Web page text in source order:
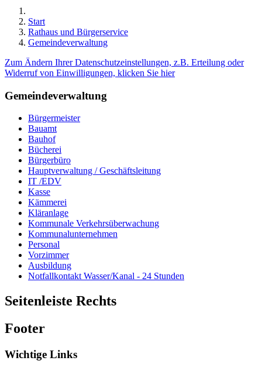
Start
Rathaus und Bürgerservice
Gemeindeverwaltung
Zum Ändern Ihrer Datenschutzeinstellungen, z.B. Erteilung oder
Widerruf von Einwilligungen, klicken Sie hier
Gemeindeverwaltung
Bürgermeister
Bauamt
Bauhof
Bücherei
Bürgerbüro
Hauptverwaltung / Geschäftsleitung
IT /EDV
Kasse
Kämmerei
Kläranlage
Kommunale Verkehrsüberwachung
Kommunalunternehmen
Personal
Vorzimmer
Ausbildung
Notfallkontakt Wasser/Kanal - 24 Stunden
Seitenleiste Rechts
Footer
Wichtige Links